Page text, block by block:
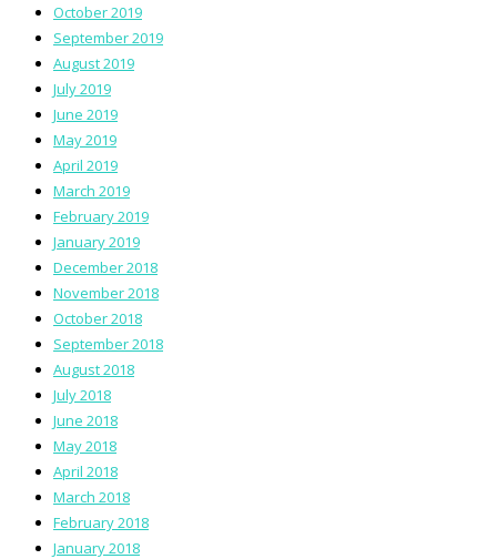
October 2019
September 2019
August 2019
July 2019
June 2019
May 2019
April 2019
March 2019
February 2019
January 2019
December 2018
November 2018
October 2018
September 2018
August 2018
July 2018
June 2018
May 2018
April 2018
March 2018
February 2018
January 2018